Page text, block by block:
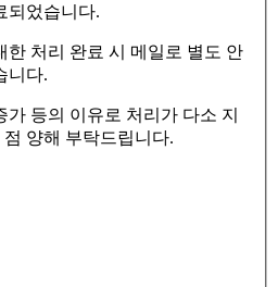
되었습니다.
한 처리 완료 시 메일로 별도 안
니다.
가 등의 이유로 처리가 다소 지
양해 부탁드립니다.